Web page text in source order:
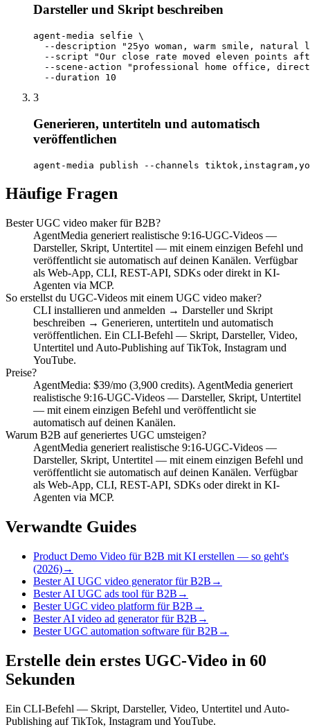
Darsteller und Skript beschreiben
agent-media selfie \
--description "25yo woman, warm smile, natural
--script "Our close rate moved eleven points
--scene-action "professional home office,
  --duration 10
3
Generieren, untertiteln und automatisch
veröffentlichen
agent-media publish --channels
Häufige Fragen
Bester UGC video maker für B2B?
AgentMedia generiert realistische 9:16-UGC-Videos —
Darsteller, Skript, Untertitel — mit einem einzigen Befehl und
veröffentlicht sie automatisch auf deinen Kanälen. Verfügbar
als Web-App, CLI, REST-API, SDKs oder direkt in KI-
Agenten via MCP.
So erstellst du UGC-Videos mit einem UGC video maker?
CLI installieren und anmelden → Darsteller und Skript
beschreiben → Generieren, untertiteln und automatisch
veröffentlichen. Ein CLI-Befehl — Skript, Darsteller, Video,
Untertitel und Auto-Publishing auf TikTok, Instagram und
YouTube.
Preise?
AgentMedia: $39/mo (3,900 credits). AgentMedia generiert
realistische 9:16-UGC-Videos — Darsteller, Skript, Untertitel
— mit einem einzigen Befehl und veröffentlicht sie
automatisch auf deinen Kanälen.
Warum B2B auf generiertes UGC umsteigen?
AgentMedia generiert realistische 9:16-UGC-Videos —
Darsteller, Skript, Untertitel — mit einem einzigen Befehl und
veröffentlicht sie automatisch auf deinen Kanälen. Verfügbar
als Web-App, CLI, REST-API, SDKs oder direkt in KI-
Agenten via MCP.
Verwandte Guides
Product Demo Video für B2B mit KI erstellen — so geht's
(2026)→
Bester AI UGC video generator für B2B →
Bester AI UGC ads tool für B2B →
Bester UGC video platform für B2B →
Bester AI video ad generator für B2B →
Bester UGC automation software für B2B →
Erstelle dein erstes UGC-Video in 60
Sekunden
Ein CLI-Befehl — Skript, Darsteller, Video, Untertitel und Auto-
Publishing auf TikTok, Instagram und YouTube.